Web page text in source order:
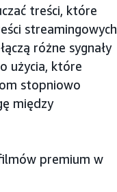
treści, które
streamingowych
różne sygnały
użycia, które
stopniowo
między
premium w